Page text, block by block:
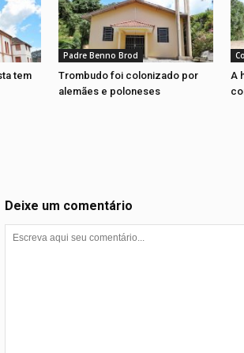
tem
Padre Benno Brod
Trombudo foi colonizado por
alemães e poloneses
A
Deixe um comentário